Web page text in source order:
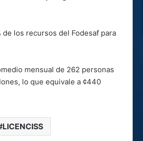
los recursos del Fodesaf para
mensual de 262 personas
lo que equivale a ¢440
LICENCISS